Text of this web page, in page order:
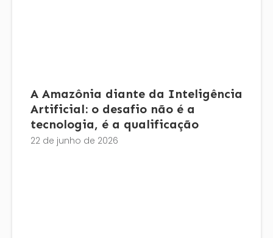
A Amazônia diante da Inteligência
Artificial: o desafio não é a
tecnologia, é a qualificação
22 de junho de 2026